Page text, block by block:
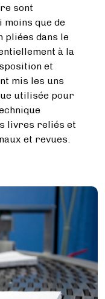
sont
que de
dans le
à la
et
mis les uns
utilisée pour
livres reliés et
et revues.